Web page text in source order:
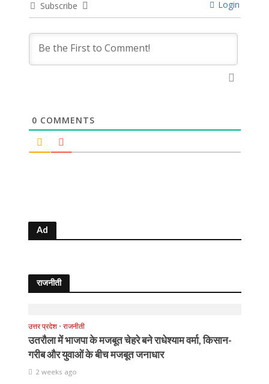
Subscribe Login
0 COMMENTS
Ad
राजनीती
उत्तर प्रदेश • राजनीती
उतरौला में भाजपा के मजबूत चेहरे बने राधेश्याम वर्मा, किसान-
गरीब और युवाओं के बीच मजबूत जनाधार
2 weeks ago